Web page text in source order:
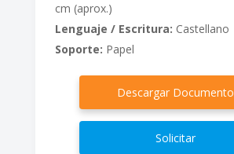
cm (aprox.)
Lenguaje / Escritura: Castellano
Soporte: Papel
Descargar Documento
Solicitar